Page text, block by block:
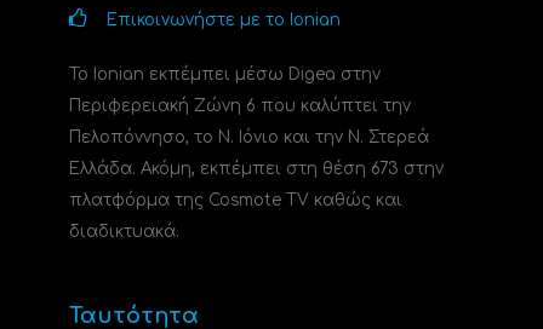
Επικοινωνήστε με το Ionian
Το Ionian εκπέμπει μέσω Digea στην
Περιφερειακή Ζώνη 6 που καλύπτει την
Πελοπόννησο, το N. Ιόνιο και την Ν. Στερεά
Ελλάδα. Ακόμη, εκπέμπει στη θέση 673 στην
πλατφόρμα της Cosmote TV καθώς και
διαδικτυακά.
Ταυτότητα